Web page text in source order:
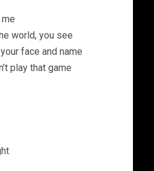
world, you see
face and name
play that game